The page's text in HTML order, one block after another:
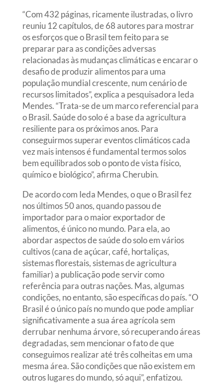
“Com 432 páginas, ricamente ilustradas, o livro
reuniu 12 capítulos, de 68 autores para mostrar
os esforços que o Brasil tem feito para se
preparar para as condições adversas
relacionadas às mudanças climáticas e encarar o
desafio de produzir alimentos para uma
população mundial crescente, num cenário de
recursos limitados”, explica a pesquisadora Ieda
Mendes. “Trata-se de um marco referencial para
o Brasil. Saúde do solo é a base da agricultura
resiliente para os próximos anos. Para
conseguirmos superar eventos climáticos cada
vez mais intensos é fundamental termos solos
bem equilibrados sob o ponto de vista físico,
químico e biológico”, afirma Cherubin.
De acordo com Ieda Mendes, o que o Brasil fez
nos últimos 50 anos, quando passou de
importador para o maior exportador de
alimentos, é único no mundo. Para ela, ao
abordar aspectos de saúde do solo em vários
cultivos (cana de açúcar, café, hortaliças,
sistemas florestais, sistemas de agricultura
familiar) a publicação pode servir como
referência para outras nações. Mas, algumas
condições, no entanto, são específicas do país. “O
Brasil é o único país no mundo que pode ampliar
significativamente a sua área agrícola sem
derrubar nenhuma árvore, só recuperando áreas
degradadas, sem mencionar o fato de que
conseguimos realizar até três colheitas em uma
mesma área. São condições que não existem em
outros lugares do mundo, só aqui”, enfatizou.